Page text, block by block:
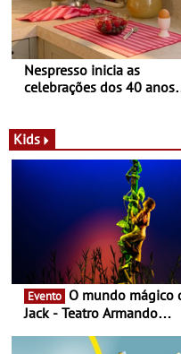
Nespresso inicia as
celebrações dos 40 anos
Novas - Edição limitada
Nespresso x Torres Novas
Kids
Evento
Jack - Teatro Armando